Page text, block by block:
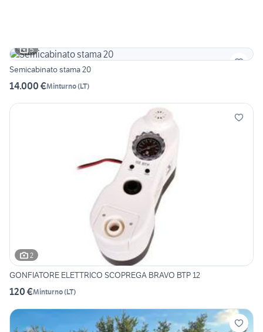
5
Semicabinato stama 20
14.000 €Minturno(LT)
2
GONFIATORE ELETTRICO SCOPREGA BRAVO BTP 12
120 €Minturno(LT)